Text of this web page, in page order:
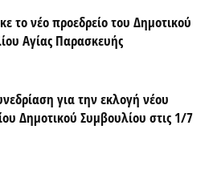
το νέο προεδρείο του Δημοτικού
Αγίας Παρασκευής
για την εκλογή νέου
Δημοτικού Συμβουλίου στις 1/7